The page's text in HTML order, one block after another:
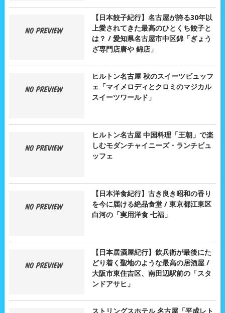
【日本餃子紀行】名古屋が誇る30年以
上愛されてきた最高のひとくち餃子と
は？ / 愛知県名古屋市中区錦「ぎょう
ざ専門店唐や 錦店」
ヒルトン名古屋 秋のスイーツビュッフ
ェ「マイメロディとクロミのマジカル
スイーツワールド」
ヒルトン名古屋 中国料理「王朝」で楽
しむモダンチャイニーズ・ランチビュ
ッフェ
【日本洋食紀行】古き良き昭和の香り
を今に届ける絶品食堂 / 東京都江東区
白河の「実用洋食 七福」
【日本居酒屋紀行】飲兵衛が最後にた
どり着く聖地のような最高の居酒屋 /
大阪市東住吉区、南田辺駅前の「スタ
ンドアサヒ」
ストリングスホテル 名古屋「平成レト